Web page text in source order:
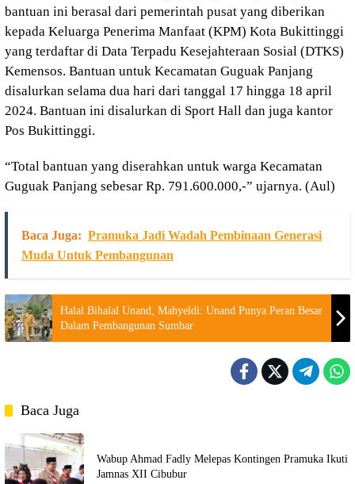
bantuan ini berasal dari pemerintah pusat yang diberikan
kepada Keluarga Penerima Manfaat (KPM) Kota Bukittinggi
yang terdaftar di Data Terpadu Kesejahteraan Sosial (DTKS)
Kemensos. Bantuan untuk Kecamatan Guguak Panjang
disalurkan selama dua hari dari tanggal 17 hingga 18 april
2024. Bantuan ini disalurkan di Sport Hall dan juga kantor
Pos Bukittinggi.
“Total bantuan yang diserahkan untuk warga Kecamatan
Guguak Panjang sebesar Rp. 791.600.000,-” ujarnya. (Aul)
Baca Juga: Pramuka Jadi Wadah Pembinaan Generasi
Muda Untuk Pembangunan
Halal Bihalal Unand, Mahyeldi: Unand Punya Peran Besar
Dalam Pembangunan Sumbar
Baca Juga
Wabup Ahmad Fadly Melepas Kontingen Pramuka Ikuti
Jamnas XII Cibubur